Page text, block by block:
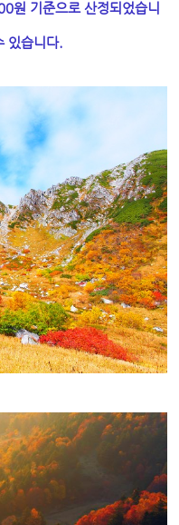
원 기준으로 산정되었습니
있습니다.